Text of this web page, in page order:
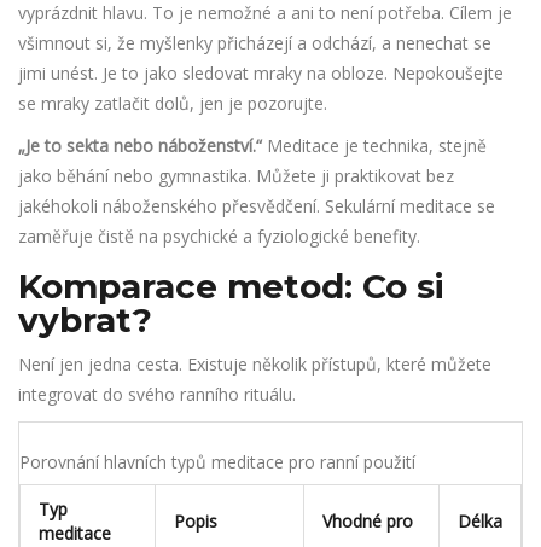
vyprázdnit hlavu. To je nemožné a ani to není potřeba. Cílem je
všimnout si, že myšlenky přicházejí a odchází, a nenechat se
jimi unést. Je to jako sledovat mraky na obloze. Nepokoušejte
se mraky zatlačit dolů, jen je pozorujte.
„Je to sekta nebo náboženství.“ Meditace je technika, stejně
jako běhání nebo gymnastika. Můžete ji praktikovat bez
jakéhokoli náboženského přesvědčení. Sekulární meditace se
zaměřuje čistě na psychické a fyziologické benefity.
Komparace metod: Co si
vybrat?
Není jen jedna cesta. Existuje několik přístupů, které můžete
integrovat do svého ranního rituálu.
Porovnání hlavních typů meditace pro ranní použití
Typ
meditace
Popis Vhodné pro Délka